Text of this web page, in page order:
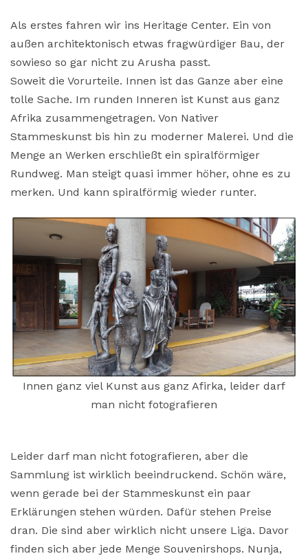
Als erstes fahren wir ins Heritage Center. Ein von
außen architektonisch etwas fragwürdiger Bau, der
sowieso so gar nicht zu Arusha passt.
Soweit die Vorurteile. Innen ist das Ganze aber eine
tolle Sache. Im runden Inneren ist Kunst aus ganz
Afrika zusammengetragen. Von Nativer
Stammeskunst bis hin zu moderner Malerei. Und die
Menge an Werken erschließt ein spiralförmiger
Rundweg. Man steigt quasi immer höher, ohne es zu
merken. Und kann spiralförmig wieder runter.
Innen ganz viel Kunst aus ganz Afirka, leider darf
man nicht fotografieren
Leider darf man nicht fotografieren, aber die
Sammlung ist wirklich beeindruckend. Schön wäre,
wenn gerade bei der Stammeskunst ein paar
Erklärungen stehen würden. Dafür stehen Preise
dran. Die sind aber wirklich nicht unsere Liga. Davor
finden sich aber jede Menge Souvenirshops. Nunja,